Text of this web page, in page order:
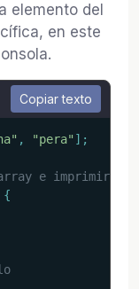
elemento del
en este
Copiar texto
, "pera" ] ;
e imprimirlo
{